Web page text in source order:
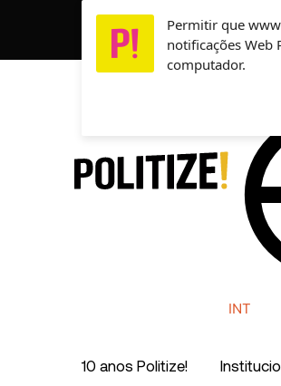
Permitir que
notificações Web
computador.
INT
10 anos Politize!
Usamos cookies para